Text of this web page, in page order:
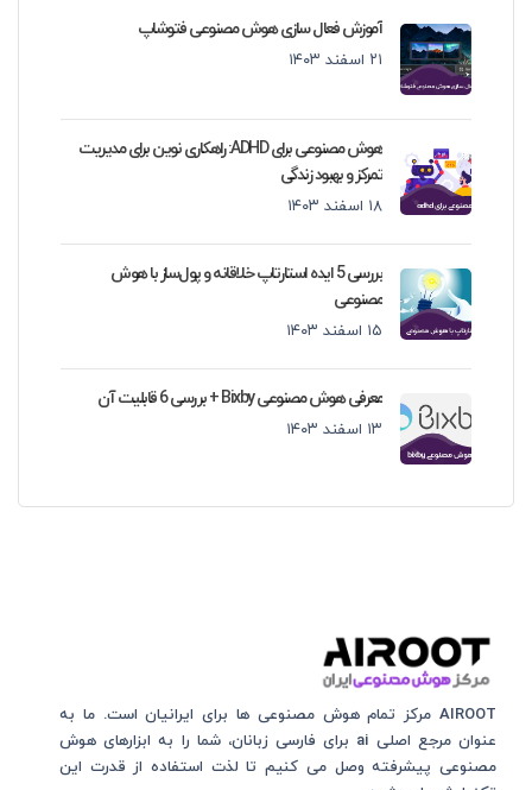
آموزش فعال سازی هوش مصنوعی فتوشاپ
۲۱ اسفند ۱۴۰۳
هوش مصنوعی برای ADHD: راهکاری نوین برای مدیریت
تمرکز و بهبود زندگی
۱۸ اسفند ۱۴۰۳
بررسی 5 ایده استارتاپ خلاقانه و پول‌ساز با هوش
مصنوعی
۱۵ اسفند ۱۴۰۳
معرفی هوش مصنوعی Bixby + بررسی 6 قابلیت آن
۱۳ اسفند ۱۴۰۳
AIROOT مرکز تمام هوش مصنوعی‌‌‌ ها برای ایرانیان است. ما به
عنوان مرجع اصلی ai برای فارسی زبانان، شما را به ابزارهای هوش
مصنوعی پیشرفته وصل می کنیم تا لذت استفاده از قدرت این